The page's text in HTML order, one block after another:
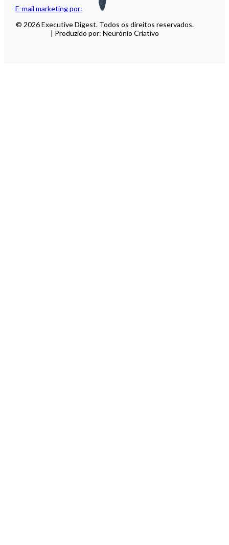
E-mail marketing por:
© 2026 Executive Digest. Todos os direitos reservados.
| Produzido por: Neurónio Criativo